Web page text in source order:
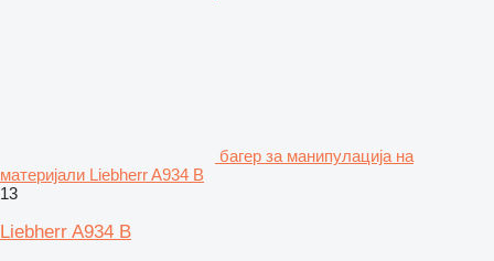
багер за манипулација на
материјали Liebherr A934 B
13
Liebherr A934 B